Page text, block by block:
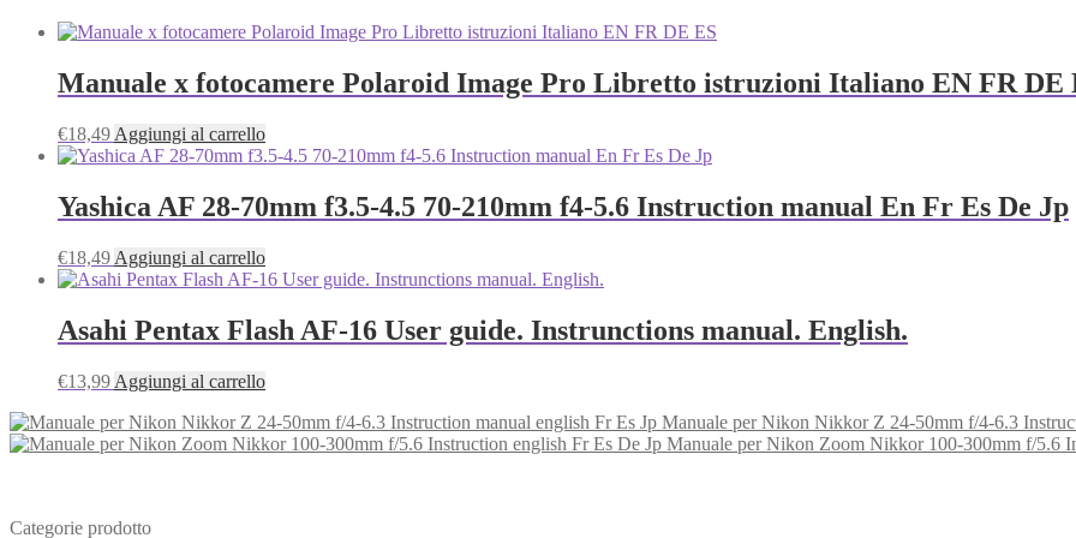
Manuale x fotocamere Polaroid Image Pro Libretto istruzioni Italiano EN FR DE
€18,49 Aggiungi al carrello
Yashica AF 28-70mm f3.5-4.5 70-210mm f4-5.6 Instruction manual En Fr Es De Jp
€18,49 Aggiungi al carrello
Asahi Pentax Flash AF-16 User guide. Instrunctions manual. English.
€13,99 Aggiungi al carrello
Manuale per Nikon Nikkor Z 24-50mm f/4-6.3
Manuale per Nikon Zoom Nikkor 100-300mm f/5.6
Categorie prodotto